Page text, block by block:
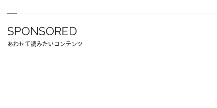
SPONSORED
あわせて読みたいコンテンツ